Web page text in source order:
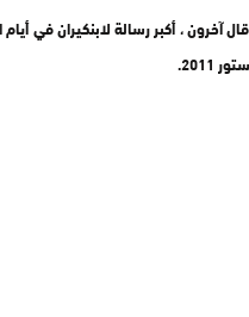
آخرون ، أكبر رسالة لابنكيران في
2011.